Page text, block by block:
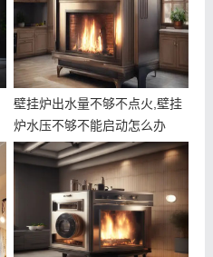
壁挂炉出水量不够不点火,壁挂
炉水压不够不能启动怎么办